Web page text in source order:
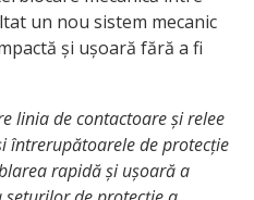
un nou sistem mecanic
și ușoară fără a fi
linia de contactoare și relee
întrerupătoarele de protecție
rapidă și ușoară a